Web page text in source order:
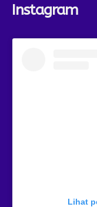
Instagram
Lihat